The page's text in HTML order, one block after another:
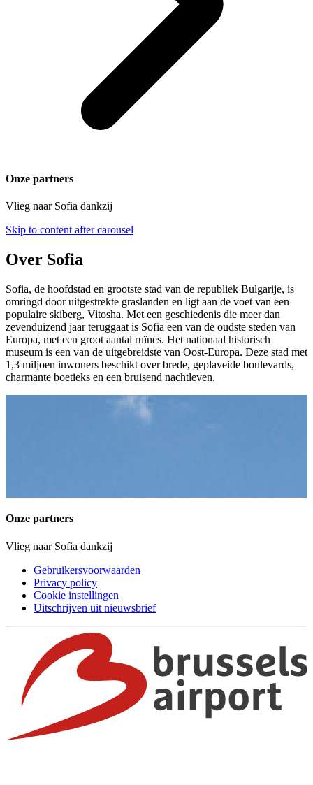
Onze partners
Vlieg naar Sofia dankzij
Skip to content after carousel
Over Sofia
Sofia, de hoofdstad en grootste stad van de republiek Bulgarije, is
omringd door uitgestrekte graslanden en ligt aan de voet van een
populaire skiberg, Vitosha. Met een geschiedenis die meer dan
zevenduizend jaar teruggaat is Sofia een van de oudste steden van
Europa, met een groot aantal ruïnes. Het nationaal historisch
museum is een van de uitgebreidste van Oost-Europa. Deze stad met
1,3 miljoen inwoners beschikt over brede, geplaveide boulevards,
charmante boetieks en een bruisend nachtleven.
Onze partners
Vlieg naar Sofia dankzij
Gebruikersvoorwaarden
Privacy policy
Cookie instellingen
Uitschrijven uit nieuwsbrief